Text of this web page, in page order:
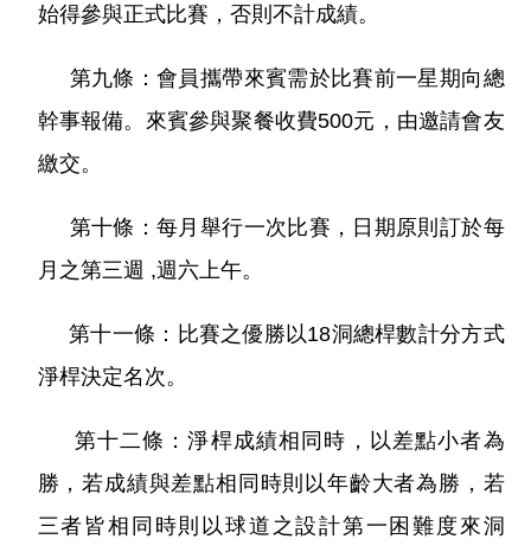
始得參與正式比賽，否則不計成績。
第九條：會員攜帶來賓需於比賽前一星期向總
幹事報備。來賓參與聚餐收費500元，由邀請會友
繳交。
第十條：每月舉行一次比賽，日期原則訂於每
月之第三週 ,週六上午。
第十一條：比賽之優勝以18洞總桿數計分方式
淨桿決定名次。
第十二條：淨桿成績相同時，以差點小者為
勝，若成績與差點相同時則以年齡大者為勝，若
三者皆相同時則以球道之設計第一困難度來洞